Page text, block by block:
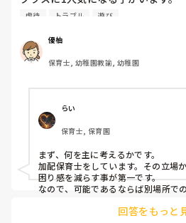
Aちゃんは、言葉の理解はできてま
しかし、Aちゃんにも想いがあり、
癪を起こします。
癇癪を起こすと、
など凶暴です。癇癪を起こしてい
Aちゃんは、自分が遊んでいるもの
Aちゃんがブロックで遊んでいる時
遊ぼうとすると周りの子に掴みかか
Aちゃんだけのスペースを作ること
虐待 トラブル 遊び
優柚
保育士, 幼稚園教諭, 幼稚園
らい
保育士, 保育園
まず、何を主に考えるかです。
加配保育士をしています。その立場
困り感を減らす事が第一です。
なので、可能であるならば別場所で
回答をもっと